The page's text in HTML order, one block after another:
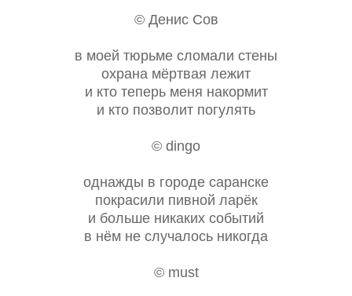
© Денис Сов
в моей тюрьме сломали стены
охрана мёртвая лежит
и кто теперь меня накормит
и кто позволит погулять
© dingo
однажды в городе саранске
покрасили пивной ларёк
и больше никаких событий
в нём не случалось никогда
© must